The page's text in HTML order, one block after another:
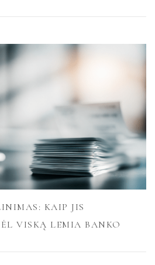
KAIP JIS
VISKĄ LEMIA BANKO